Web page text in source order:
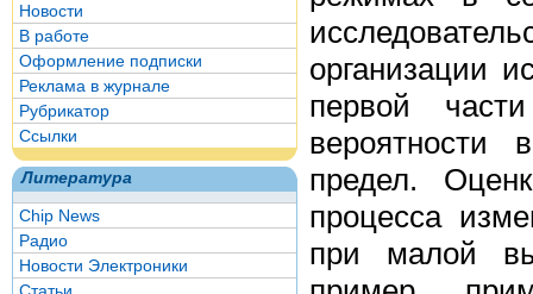
Новости
В работе
Оформление подписки
Реклама в журнале
Рубрикатор
Ссылки
Литература
Chip News
Радио
Новости Электроники
организации
первой
вероятности
предел.
процесса
при малой